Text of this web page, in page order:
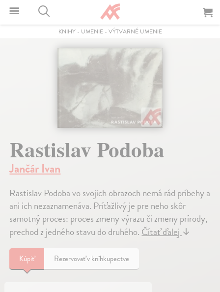
KNIHY- UMENIE- VÝTVARNÉ UMENIE
Rastislav Podoba
Jančár Ivan
Rastislav Podoba vo svojich obrazoch nemá rád príbehy a
ani ich nezaznamenáva. Príťažlivý je pre neho skôr
samotný proces: proces zmeny výrazu či zmeny prírody,
prechod z jedného stavu do druhého. Čítať ďalej ↓
Kúpiť Rezervovať v kníhkupectve